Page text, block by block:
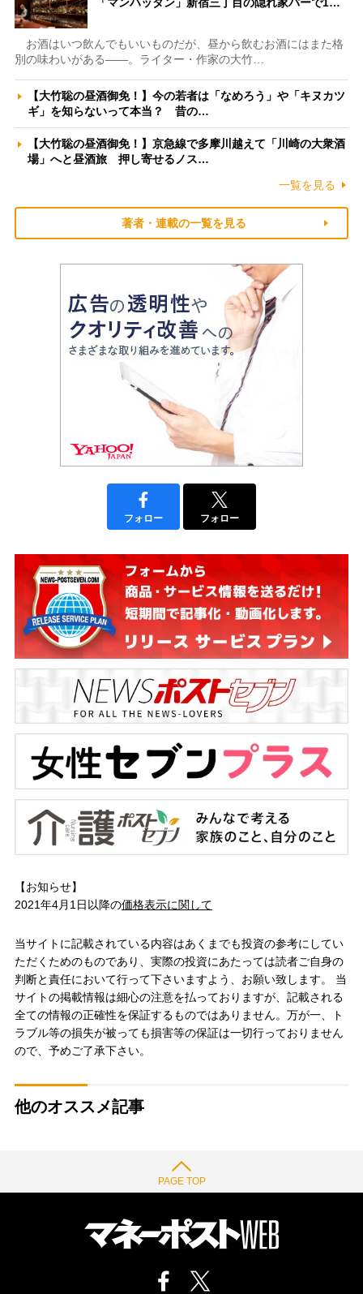
「マンハッタン」新宿三丁目の隠れ家バーで1…
お酒はいつ飲んでもいいものだが、昼から飲むお酒にはまた格
別の味わいがある――。ライター・作家の大竹…
【大竹聡の昼酒御免！】今の若者は「なめろう」や「キヌカツ
ギ」を知らないって本当？ 昔の…
【大竹聡の昼酒御免！】京急線で多摩川越えて「川崎の大衆酒
場」へと昼酒旅 押し寄せるノス…
一覧を見る
著者・連載の一覧を見る
フォロー フォロー
【お知らせ】
2021年4月1日以降の価格表示に関して
当サイトに記載されている内容はあくまでも投資の参考にしてい
ただくためのものであり、実際の投資にあたっては読者ご自身の
判断と責任において行って下さいますよう、お願い致します。 当
サイトの掲載情報は細心の注意を払っておりますが、記載される
全ての情報の正確性を保証するものではありません。万が一、ト
ラブル等の損失が被っても損害等の保証は一切行っておりません
ので、予めご了承下さい。
他のオススメ記事
PAGE TOP